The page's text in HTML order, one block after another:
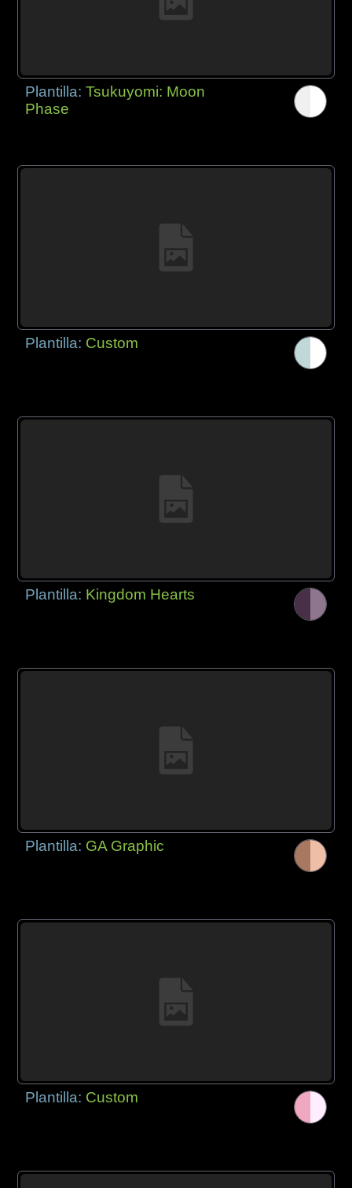
Plantilla:Tsukuyomi: Moon
Phase
Plantilla: Custom
Plantilla: Kingdom Hearts
Plantilla: GA Graphic
Plantilla: Custom